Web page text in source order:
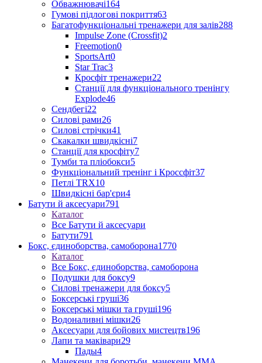
Обважнювачі164
Гумові підлогові покриття63
Багатофункціональні тренажери для залів288
Impulse Zone (Crossfit)2
Freemotion0
SportsArt0
Star Trac3
Кросфіт тренажери22
Станції для функціонального тренінгу
Explode46
Сендбегі22
Силові рами26
Силові стрічки41
Скакалки швидкісні7
Станції для кросфіту7
Тумби та пліобокси5
Функціональний тренінг і Кроссфіт37
Петлі TRX10
Швидкісні бар'єри4
Батути й аксесуари791
Каталог
Все Батути й аксесуари
Батути791
Бокс, єдиноборства, самоборона1770
Каталог
Все Бокс, єдиноборства, самоборона
Подушки для боксу9
Силові тренажери для боксу5
Боксерські груші36
Боксерські мішки та груші196
Водоналивні мішки26
Аксесуари для бойових мистецтв196
Лапи та маківари29
Пады4